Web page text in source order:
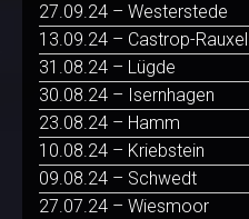
27.09.24 – Westerstede
13.09.24 – Castrop-Rauxel
31.08.24 – Lügde
30.08.24 – Isernhagen
23.08.24 – Hamm
10.08.24 – Kriebstein
09.08.24 – Schwedt
27.07.24 – Wiesmoor